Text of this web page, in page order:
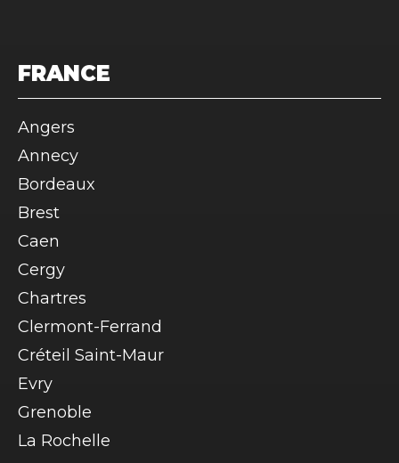
FRANCE
Angers
Annecy
Bordeaux
Brest
Caen
Cergy
Chartres
Clermont-Ferrand
Créteil Saint-Maur
Evry
Grenoble
La Rochelle